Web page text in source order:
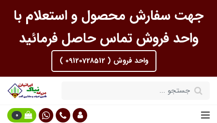
جهت سفارش محصول و استعلام با
واحد فروش تماس حاصل فرمائید
واحد فروش ( 09120728512 )
0